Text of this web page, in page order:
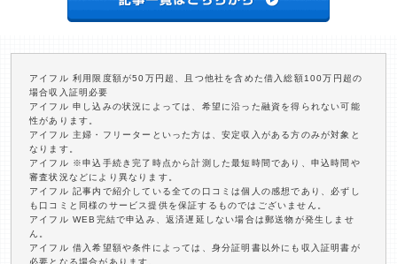
アイフル 利用限度額が50万円超、且つ他社を含めた借入総額100万円超の
場合収入証明必要
アイフル 申し込みの状況によっては、希望に沿った融資を得られない可能
性があります。
アイフル 主婦・フリーターといった方は、安定収入がある方のみが対象と
なります。
アイフル ※申込手続き完了時点から計測した最短時間であり、申込時間や
審査状況などにより異なります。
アイフル 記事内で紹介している全ての口コミは個人の感想であり、必ずし
も口コミと同様のサービス提供を保証するものではございません。
アイフル WEB完結で申込み、返済遅延しない場合は郵送物が発生しませ
ん。
アイフル 借入希望額や条件によっては、身分証明書以外にも収入証明書が
必要となる場合があります。